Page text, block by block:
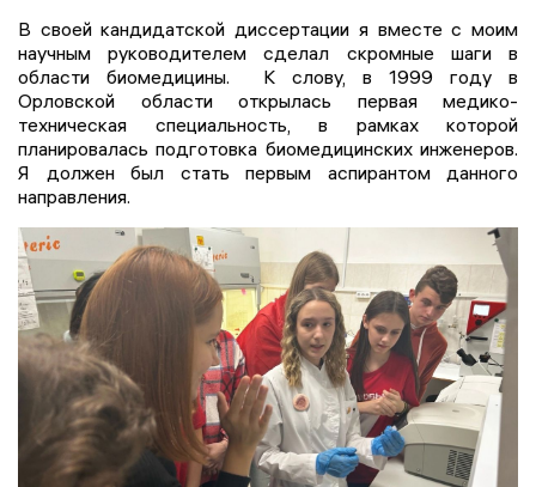
В своей кандидатской диссертации я вместе с моим
научным руководителем сделал скромные шаги в
области биомедицины. К слову, в 1999 году в
Орловской области открылась первая медико-
техническая специальность, в рамках которой
планировалась подготовка биомедицинских инженеров.
Я должен был стать первым аспирантом данного
направления.